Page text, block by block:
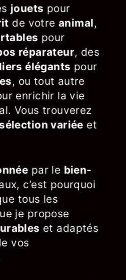
jouets pour
de votreanimal,
pour
réparateur, des
élégants pour
, ou tout autre
enrichir la vie
Vous trouverez
sélection variée et
par le bien-
c’est pourquoi
tous les
je propose
et adaptés
vos